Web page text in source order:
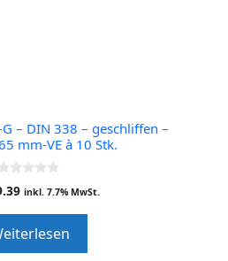
– DIN 338 – geschliffen –
mm-VE à 10 Stk.
inkl. 7.7% MwSt.